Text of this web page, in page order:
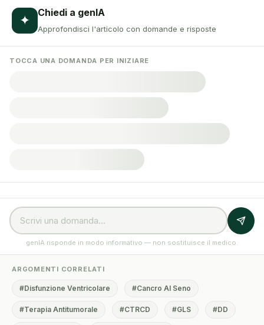
✦ Chiedi a genIA
Approfondisci l'articolo con domande e risposte
TOCCA UNA DOMANDA PER INIZIARE
genIA risponde in modo informativo — non sostituisce il medico.
ARGOMENTI CORRELATI
#Disfunzione Ventricolare #Cancro Al Seno
#Terapia Antitumorale #CTRCD #GLS #DD